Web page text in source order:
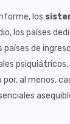
los
los países
países de
al menos,